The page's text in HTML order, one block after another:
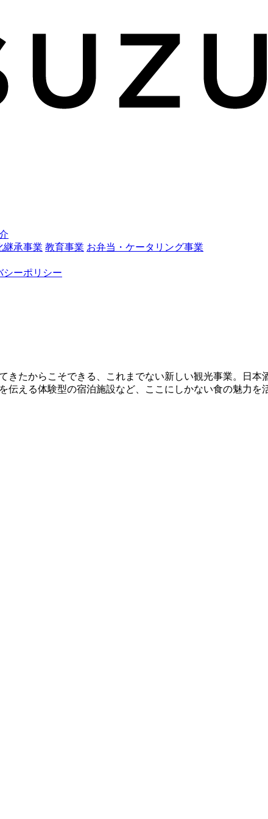
継承事業 教育事業 お弁当・ケータリング事業
シーポリシー
きたからこそできる、これまでない新しい観光事業。日
える体験型の宿泊施設など、ここにしかない食の魅力を